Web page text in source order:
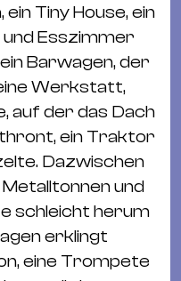
Tiny House, ein
und Esszimmer
Barwagen, der
Werkstatt,
auf der das Dach
ein Traktor
Dazwischen
und
schleicht herum
erklingt
eine Trompete